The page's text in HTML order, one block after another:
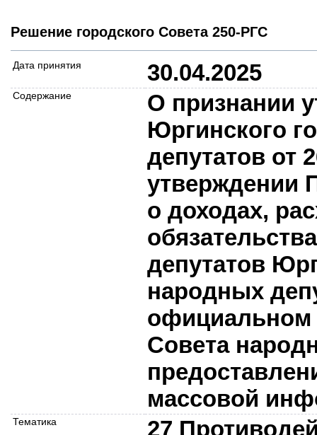
Решение городского Совета 250-РГС
Дата принятия 30.04.2025
Содержание
О признании
Юргинского
депутатов от
утверждении
о доходах,
депутатов
народных
официальном
Совета
массовой
Тематика 27